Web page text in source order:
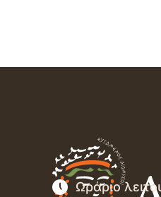
Ωράριο